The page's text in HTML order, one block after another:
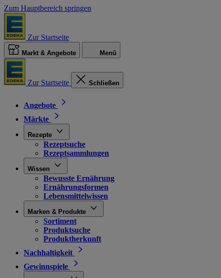
Zum Hauptbereich springen
Zur Startseite
Markt & Angebote Menü
Zur Startseite Schließen
Angebote
Märkte
Rezepte
Rezeptsuche
Rezeptsammlungen
Wissen
Bewusste Ernährung
Ernährungsformen
Lebensmittelwissen
Marken & Produkte
Sortiment
Produktsuche
Produktherkunft
Nachhaltigkeit
Gewinnspiele